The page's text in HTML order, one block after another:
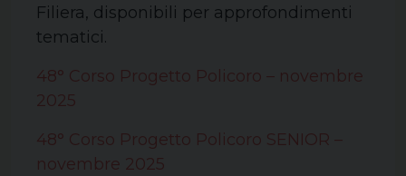
Filiera, disponibili per approfondimenti
tematici.
48° Corso Progetto Policoro – novembre
2025
48° Corso Progetto Policoro SENIOR –
novembre 2025